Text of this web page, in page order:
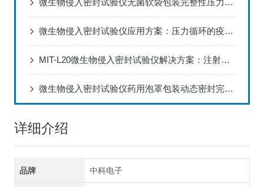
微生物侵入密封试验仪无菌软袋包装完整性压力维持验证方案
微生物侵入密封试验仪应用方案：压力循环的疫苗西林瓶包装系统完整性研究
MIT-L20微生物侵入密封试验仪解决方案：注射剂无菌保证的密封性验证应用
微生物侵入密封试验仪药用泡罩包装动态密封完整性验证方案
详细介绍
品牌 中科电子